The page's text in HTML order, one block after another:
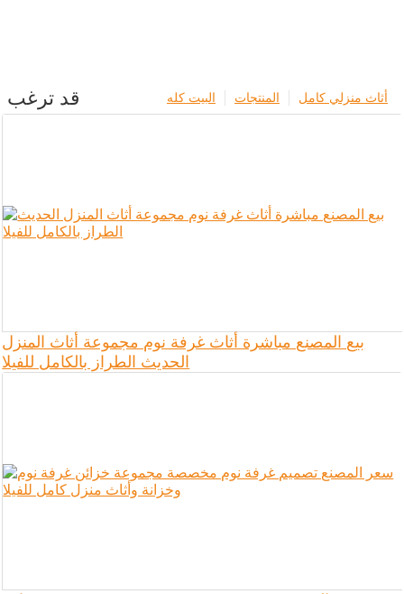
قد ترغب أثاث منزلي كامل المنتجات البيت كله
بيع المصنع مباشرة أثاث غرفة نوم مجموعة أثاث المنزل
الحديث الطراز بالكامل للفيلا